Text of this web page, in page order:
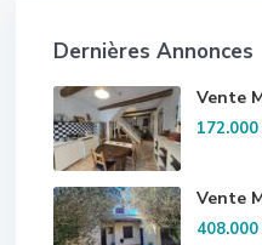
Dernières Annonces
Vente
172.000
Vente
408.000